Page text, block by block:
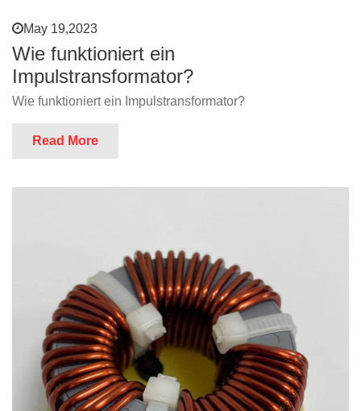
May 19,2023
Wie funktioniert ein
Impulstransformator?
Wie funktioniert ein Impulstransformator?
Read More